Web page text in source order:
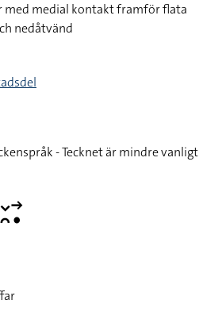
med medial kontakt framför flata
nedåtvänd
- Tecknet är mindre vanligt